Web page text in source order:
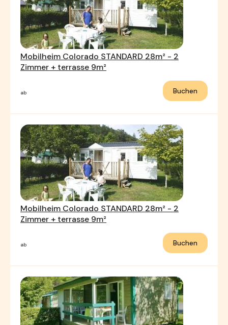
Mobilheim Colorado STANDARD 28m² - 2
Zimmer + terrasse 9m²
ab Buchen
Mobilheim Colorado STANDARD 28m² - 2
Zimmer + terrasse 9m²
ab Buchen